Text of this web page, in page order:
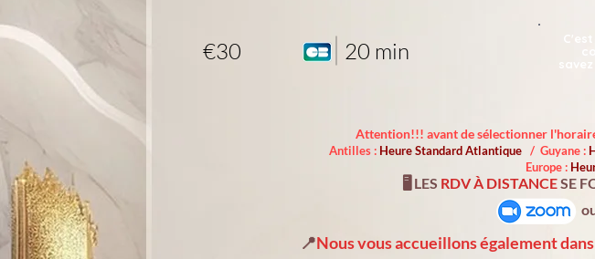
€30 20 min
Attention!!! avant de sélectionner
Antilles : Heure Standard Atlantique / Guyane :
Europe :
🖥️ LES RDV À DISTANCESE
📍Nous vous accueillons également